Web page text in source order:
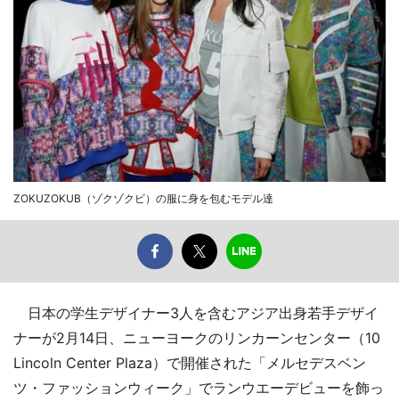
ZOKUZOKUB（ゾクゾクビ）の服に身を包むモデル達
日本の学生デザイナー3人を含むアジア出身若手デザイ
ナーが2月14日、ニューヨークのリンカーンセンター（10
Lincoln Center Plaza）で開催された「メルセデスベン
ツ・ファッションウィーク」でランウエーデビューを飾っ